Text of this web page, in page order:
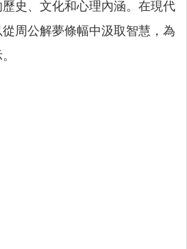
史、文化和心理內涵。在現代
周公解夢條幅中汲取智慧，為